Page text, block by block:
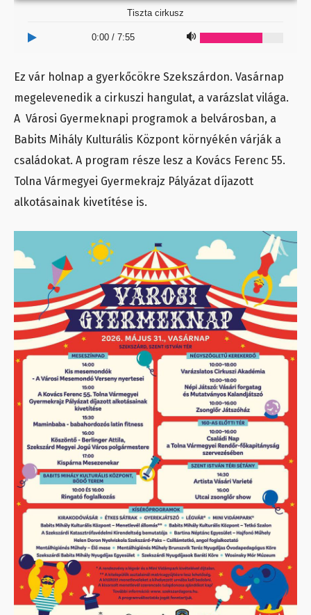
0:00 / 7:55
Tiszta cirkusz
Ez vár holnap a gyerkőcökre Szekszárdon. Vasárnap
megelevenedik a cirkuszi hangulat, a varázslat világa.
A Városi Gyermeknapi programok a belvárosban, a
Babits Mihály Kulturális Központ környékén várják a
családokat. A program része lesz a Kovács Ferenc 55.
Tolna Vármegyei Gyermekrajz Pályázat díjazott
alkotásainak kivetítése is.